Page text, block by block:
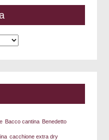
Bacco cantina Benedetto
cacchione extra dry